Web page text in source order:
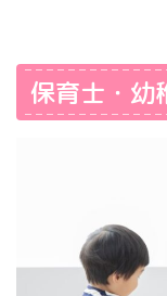
保育士・幼